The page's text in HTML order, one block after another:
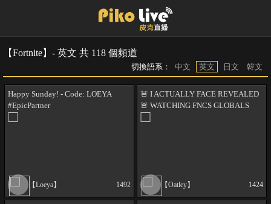
【Fortnite】- 英文 共 118 個頻道
切換語系： 中文 英文 日文 韓文
Happy Sunday! - Code: LOEYA
#EpicPartner
【Loeya】 1492
🚨 I ACTUALLY FACE REVEALED
🚨 WATCHING FNCS GLOBALS
【Oatley】 1424